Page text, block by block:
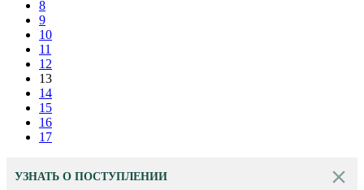
8
9
10
11
12
13
14
15
16
17
УЗНАТЬ О ПОСТУПЛЕНИИ